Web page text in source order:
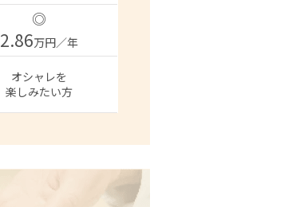
◎
2.86万円／年
オシャレを
楽しみたい方